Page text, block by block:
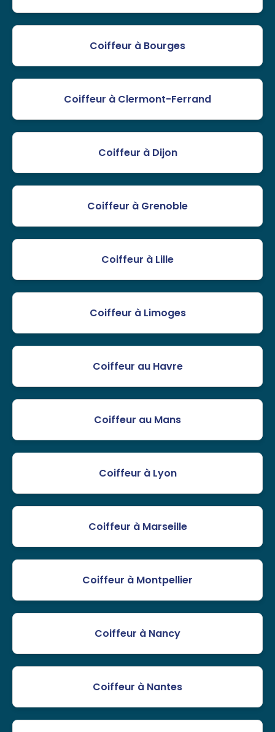
Coiffeur à Bourges
Coiffeur à Clermont-Ferrand
Coiffeur à Dijon
Coiffeur à Grenoble
Coiffeur à Lille
Coiffeur à Limoges
Coiffeur au Havre
Coiffeur au Mans
Coiffeur à Lyon
Coiffeur à Marseille
Coiffeur à Montpellier
Coiffeur à Nancy
Coiffeur à Nantes